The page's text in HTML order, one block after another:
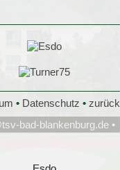
• Datenschutz • zurück
bad-blankenburg.de•